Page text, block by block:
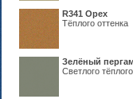
R341 Орех
Тёплого оттенка
Зелёный
Светлого